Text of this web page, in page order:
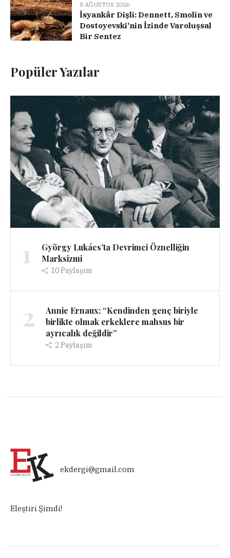
8 AĞUSTOS 2026
İsyankâr Dişli: Dennett, Smolin ve
Dostoyevski’nin İzinde Varoluşsal
Bir Sentez
Popüler Yazılar
1
György Lukács’ta Devrimci Öznelliğin
Marksizmi
10Paylaşım
2
Annie Ernaux: “Kendinden genç biriyle
birlikte olmak erkeklere mahsus bir
ayrıcalık değildir”
2 Paylaşım
ekdergi@gmail.com
Eleştiri Şimdi!